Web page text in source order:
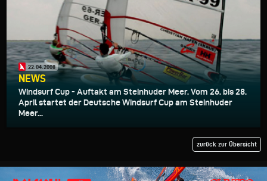
22.04.2008
NEWS
Windsurf Cup - Auftakt am Steinhuder Meer. Vom 26. bis 28.
April startet der Deutsche Windsurf Cup am Steinhuder
Meer...
zurück zur Übersicht